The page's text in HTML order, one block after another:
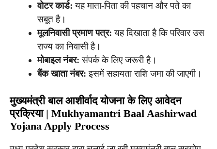
वोटर कार्ड: यह माता-पिता की पहचान और पते का
सबूत है।
मूलनिवासी प्रमाण पत्र: यह दिखाता है कि परिवार उस
राज्य का निवासी है।
मोबाइल नंबर:संपर्क के लिए जरूरी है।
बैंक खाता नंबर: इसमें सहायता राशि जमा की जाएगी।
मुख्यमंत्री बाल आशीर्वाद योजना के लिए आवेदन
प्रक्रिया | Mukhyamantri Baal Aashirwad
Yojana Apply Process